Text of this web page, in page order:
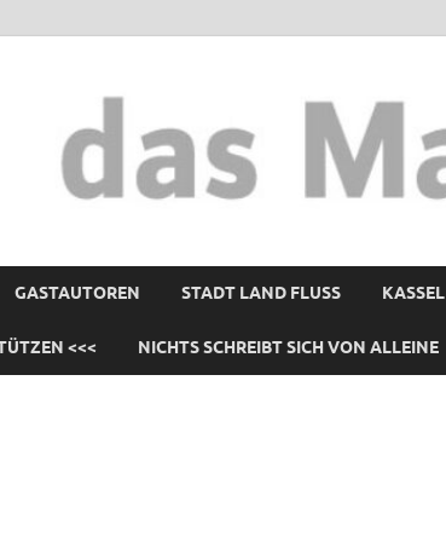
GASTAUTOREN STADT LAND FLUSS KASSEL
<<< NICHTS SCHREIBT SICH VON ALLEINE